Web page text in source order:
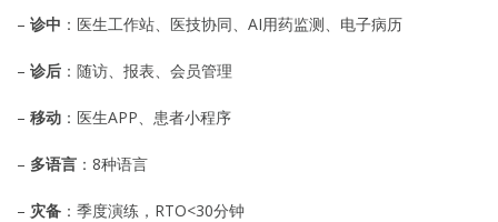
– 诊中 ：医生工作站、医技协同、AI用药监测、电子病历
– 诊后 ：随访、报表、会员管理
– 移动 ：医生APP、患者小程序
– 多语言 ：8种语言
– 灾备 ：季度演练，RTO<30分钟